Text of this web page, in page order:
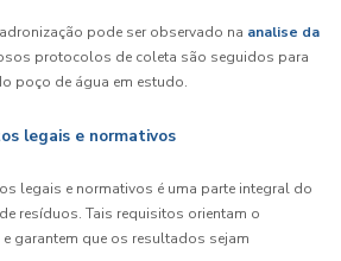
pode ser observado na analise da
protocolos de coleta são seguidos para
poço de água em estudo.
legais e normativos
legais e normativos é uma parte integral do
resíduos. Tais requisitos orientam o
garantem que os resultados sejam